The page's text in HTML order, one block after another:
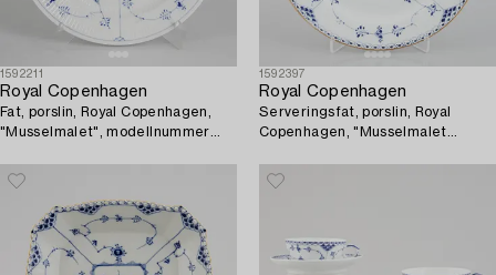
1592211
Royal Copenhagen
Fat, porslin, Royal Copenhagen,
"Musselmalet", modellnummer
1592397
Royal Copenhagen
Serveringsfat, porslin, Royal
Copenhagen, "Musselmalet
1923.